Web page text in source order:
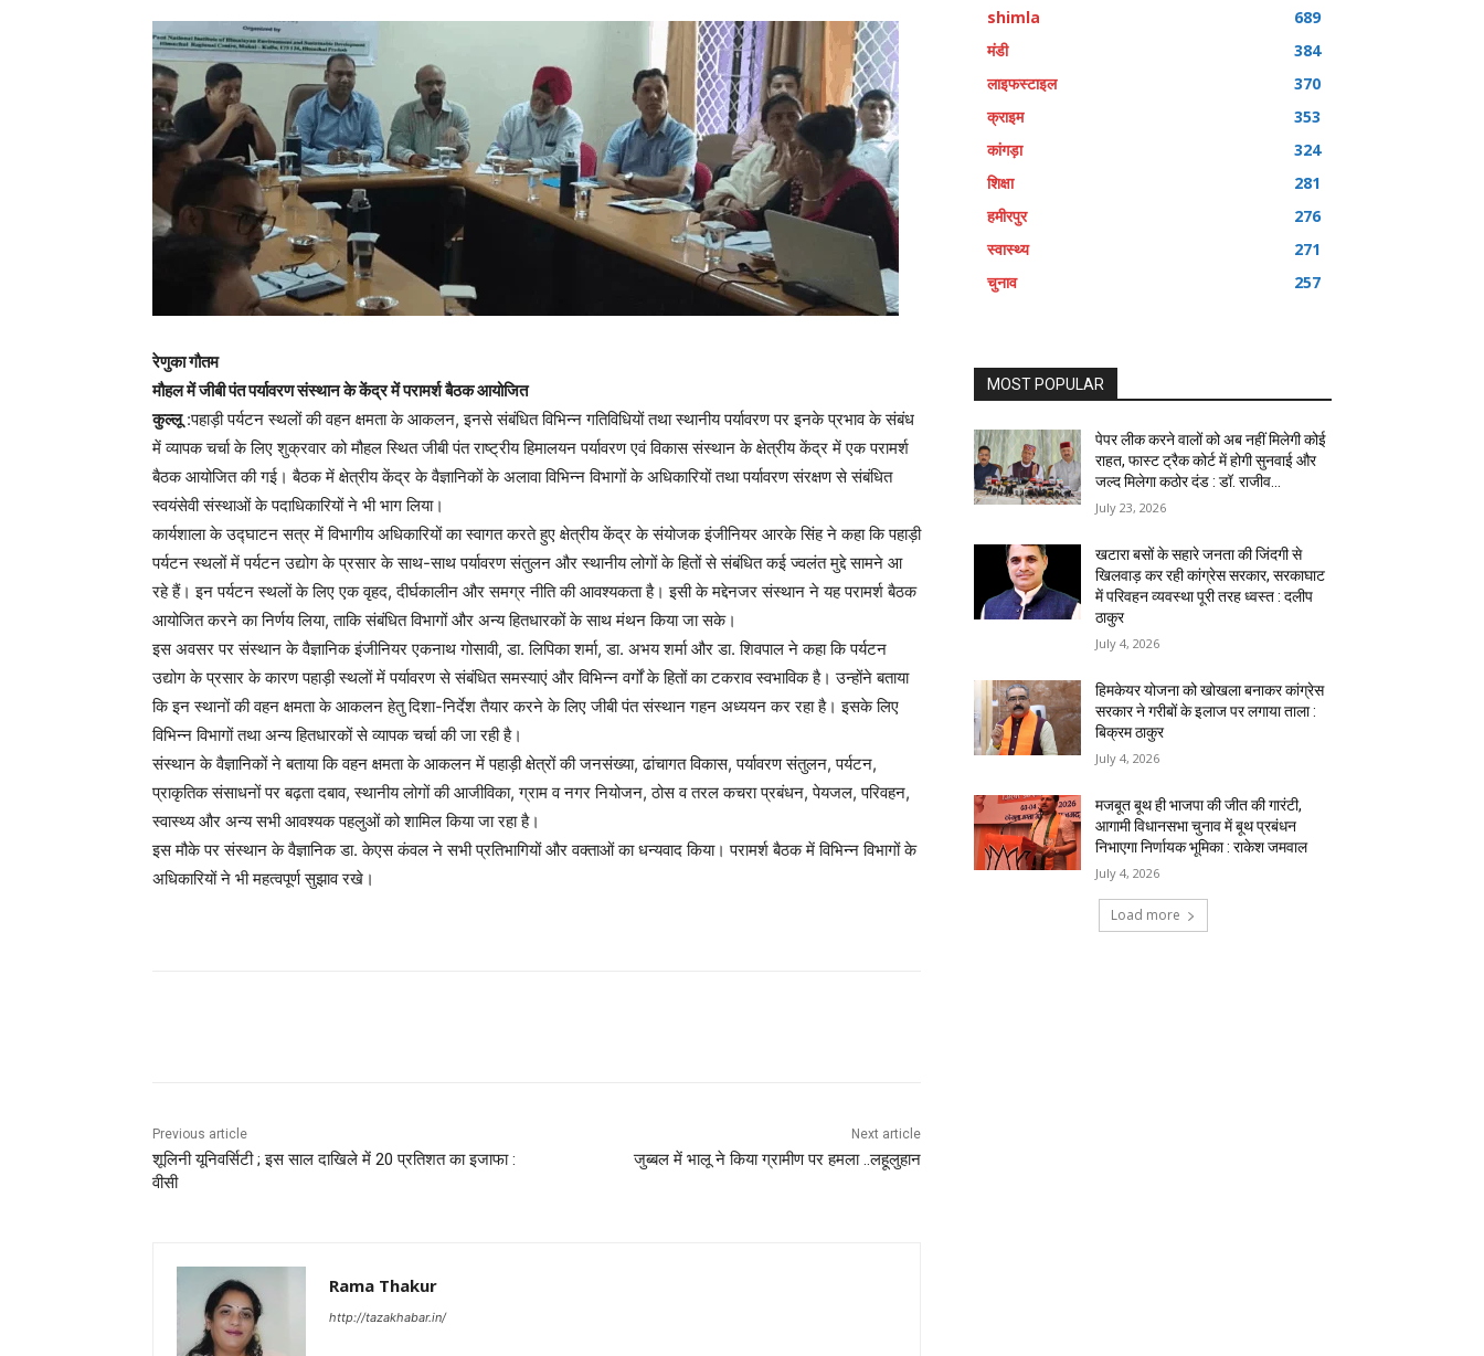
रेणुका गौतम
मौहल में जीबी पंत पर्यावरण संस्थान के केंद्र में परामर्श बैठक आयोजित
कुल्लू:पहाड़ी पर्यटन स्थलों की वहन क्षमता के आकलन, इनसे संबंधित विभिन्न गतिविधियों तथा स्थानीय पर्यावरण पर इनके प्रभाव के संबंध
में व्यापक चर्चा के लिए शुक्रवार को मौहल स्थित जीबी पंत राष्ट्रीय हिमालयन पर्यावरण एवं विकास संस्थान के क्षेत्रीय केंद्र में एक परामर्श
बैठक आयोजित की गई। बैठक में क्षेत्रीय केंद्र के वैज्ञानिकों के अलावा विभिन्न विभागों के अधिकारियों तथा पर्यावरण संरक्षण से संबंधित
स्वयंसेवी संस्थाओं के पदाधिकारियों ने भी भाग लिया।
कार्यशाला के उद्घाटन सत्र में विभागीय अधिकारियों का स्वागत करते हुए क्षेत्रीय केंद्र के संयोजक इंजीनियर आरके सिंह ने कहा कि पहाड़ी
पर्यटन स्थलों में पर्यटन उद्योग के प्रसार के साथ-साथ पर्यावरण संतुलन और स्थानीय लोगों के हितों से संबंधित कई ज्वलंत मुद्दे सामने आ
रहे हैं। इन पर्यटन स्थलों के लिए एक वृहद, दीर्घकालीन और समग्र नीति की आवश्यकता है। इसी के मद्देनजर संस्थान ने यह परामर्श बैठक
आयोजित करने का निर्णय लिया, ताकि संबंधित विभागों और अन्य हितधारकों के साथ मंथन किया जा सके।
इस अवसर पर संस्थान के वैज्ञानिक इंजीनियर एकनाथ गोसावी, डा. लिपिका शर्मा, डा. अभय शर्मा और डा. शिवपाल ने कहा कि पर्यटन
उद्योग के प्रसार के कारण पहाड़ी स्थलों में पर्यावरण से संबंधित समस्याएं और विभिन्न वर्गों के हितों का टकराव स्वभाविक है। उन्होंने बताया
कि इन स्थानों की वहन क्षमता के आकलन हेतु दिशा-निर्देश तैयार करने के लिए जीबी पंत संस्थान गहन अध्ययन कर रहा है। इसके लिए
विभिन्न विभागों तथा अन्य हितधारकों से व्यापक चर्चा की जा रही है।
संस्थान के वैज्ञानिकों ने बताया कि वहन क्षमता के आकलन में पहाड़ी क्षेत्रों की जनसंख्या, ढांचागत विकास, पर्यावरण संतुलन, पर्यटन,
प्राकृतिक संसाधनों पर बढ़ता दबाव, स्थानीय लोगों की आजीविका, ग्राम व नगर नियोजन, ठोस व तरल कचरा प्रबंधन, पेयजल, परिवहन,
स्वास्थ्य और अन्य सभी आवश्यक पहलुओं को शामिल किया जा रहा है।
इस मौके पर संस्थान के वैज्ञानिक डा. केएस कंवल ने सभी प्रतिभागियों और वक्ताओं का धन्यवाद किया। परामर्श बैठक में विभिन्न विभागों के
अधिकारियों ने भी महत्वपूर्ण सुझाव रखे।
Previous article
शूलिनी यूनिवर्सिटी ; इस साल दाखिले में 20 प्रतिशत का इजाफा :
वीसी
Next article
जुब्बल में भालू ने किया ग्रामीण पर हमला ..लहूलुहान
Rama Thakur
http://tazakhabar.in/
shimla
689
मंडी
384
लाइफस्टाइल
370
क्राइम
353
कांगड़ा
324
शिक्षा
281
हमीरपुर
276
स्वास्थ्य
271
चुनाव
257
MOST POPULAR
पेपर लीक करने वालों को अब नहीं मिलेगी कोई
राहत, फास्ट ट्रैक कोर्ट में होगी सुनवाई और
जल्द मिलेगा कठोर दंड : डॉ. राजीव...
July 23, 2026
खटारा बसों के सहारे जनता की जिंदगी से
खिलवाड़ कर रही कांग्रेस सरकार, सरकाघाट
में परिवहन व्यवस्था पूरी तरह ध्वस्त : दलीप
ठाकुर
July 4, 2026
हिमकेयर योजना को खोखला बनाकर कांग्रेस
सरकार ने गरीबों के इलाज पर लगाया ताला :
बिक्रम ठाकुर
July 4, 2026
मजबूत बूथ ही भाजपा की जीत की गारंटी,
आगामी विधानसभा चुनाव में बूथ प्रबंधन
निभाएगा निर्णायक भूमिका : राकेश जमवाल
July 4, 2026
Load more